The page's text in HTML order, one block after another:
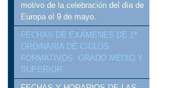
motivo de la celebración del día de
Europa el 9 de mayo.
FECHAS DE EXÁMENES DE 1ª
ORDINARIA DE CICLOS
FORMATIVOS. GRADO MEDIO Y
SUPERIOR.